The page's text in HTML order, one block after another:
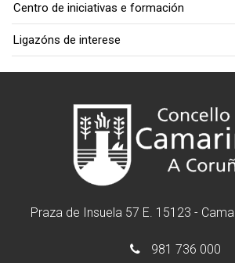
Centro de iniciativas e formación
Ligazóns de interese
Praza de Insuela 57 E. 15123 -
981 736 000